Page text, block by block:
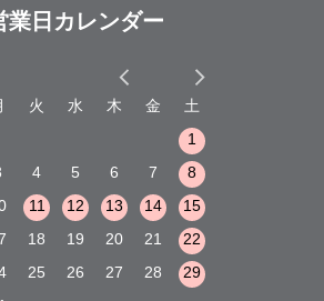
業日カレンダー
火 水 木 金
土
1
4 5 6 7
8
11 12 13 14
15
18 19 20 21
22
25 26 27 28
29